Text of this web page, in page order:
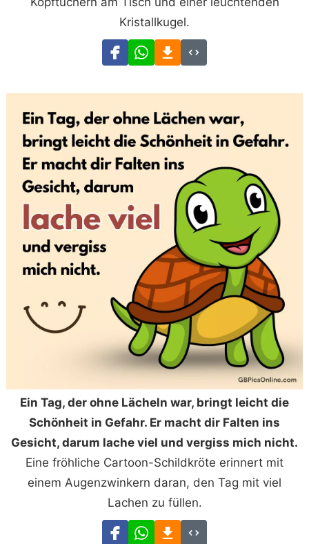
Kristallkugel.
Ein Tag, der ohne Lächeln war, bringt leicht die
Schönheit in Gefahr. Er macht dir Falten ins
Gesicht, darum lache viel und vergiss mich nicht.
Eine fröhliche Cartoon-Schildkröte erinnert mit
einem Augenzwinkern daran, den Tag mit viel
Lachen zu füllen.